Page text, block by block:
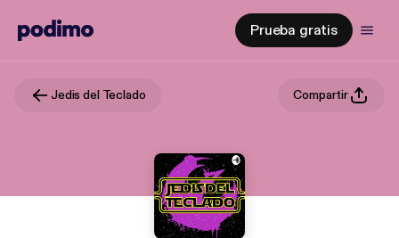
Prueba gratis
Jedis del Teclado Compartir